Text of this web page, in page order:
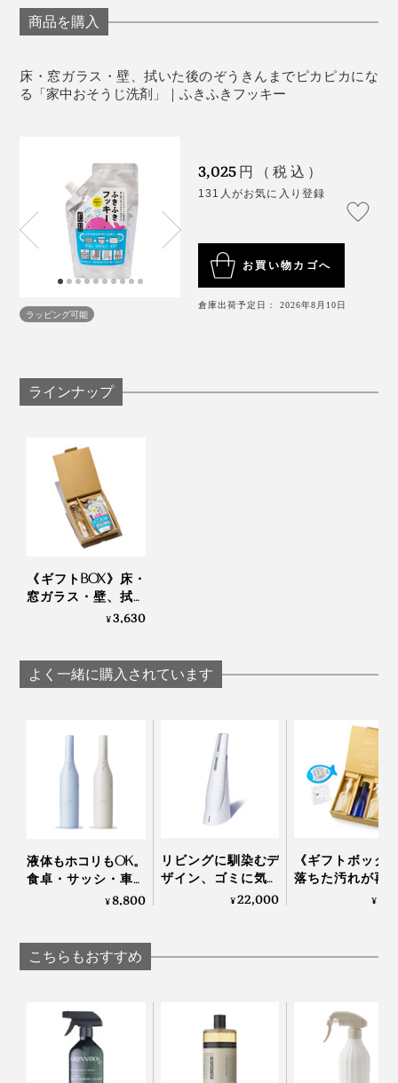
住宅用洗剤をうたっていますが、外に置いてある車やバ
イクの洗浄もできるし、なんと、スマホやタブレットの
画面もピカピカに。
指がスルスル動いて、画面タッチの反応も、よくなった
ように感じます。
まりがちなテレビ台の裏を拭いてみました……一発で、
ぞうきんは真っ黒に。
ら、え！ぞうきんが白くなってる！！！
ふつうは、ホコリと同じ灰色になったぞうきんを洗っ
て、拭いてをくり返すたびに、どんどん黒くなっていき
ます。
でも、『ふきふきフッキー』の洗浄液で洗ったぞうきん
は、その後、フローリングの床、砂が溜まった窓サッシ
真っ白なぞうきんが蘇るたびに、「よし、次」と、自然
なんといっても、磨いた後の床や窓ガラスが、つややか
に光って、いい気分。
とくに窓ガラスは、正面からは気づかなかった、白いホ
コリや手垢汚れが、横から見た時に、浮き上がって見え
一掃（乾拭きすると、よりツヤが出るので、片手に濡れ
ぞうきん、もう片方の手に乾いたぞうきんの“二刀流ス
タイル”がおすすめ！）
繊維クズも、ほとんど残らなかったし、なんといって
も、ガラスに広がっていた白い汚れが消えて、ひと皮剥
けたような美しさ。窓から見える木々の緑も、いきいき
して見えました。
《商品仕様》
品名：住宅用合成洗剤
液性：中性
オン）・ヤシ油脂肪酸アルカノールアミド※１］・香
料※２
製造国：日本
※１ MEAタイプのみ使用
※２ 香料に使用している精油（ベルガモット油）
商品を購入
床・窓ガラス・壁、拭いた後のぞうきんまでピカピカにな
る「家中おそうじ洗剤」｜ふきふきフッキー
ラッピング可能
3,025 円（税込）
131人がお気に入り登録
お買い物カゴへ
倉庫出荷予定日： 2026年8月10日
ラインナップ
《ギフトBOX》床・
窓ガラス・壁、拭い
た後のぞうきんまで
ふきふきフッキー
¥3,630
よく一緒に購入されています
液体もホコリもOK。
食卓・サッシ・車を
ささっとキレイにで
ーナー」｜récolte
¥8,800
リビングに馴染むデ
ザイン、ゴミに気づ
いたら即ハイパワー
¥22,000
《ギフトボック
落ちた汚れが再
しない、綿もカ
¥
こちらもおすすめ